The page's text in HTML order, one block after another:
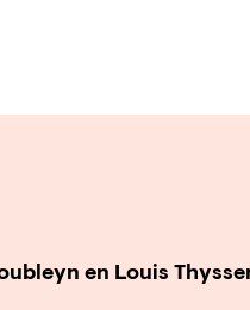
en Louis